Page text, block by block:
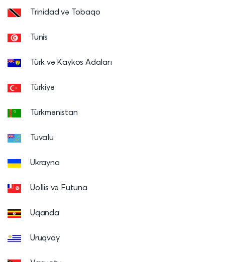
Trinidad və Tobaqo
Tunis
Türk və Kaykos Adaları
Türkiyə
Türkmənistan
Tuvalu
Ukrayna
Uollis və Futuna
Uqanda
Uruqvay